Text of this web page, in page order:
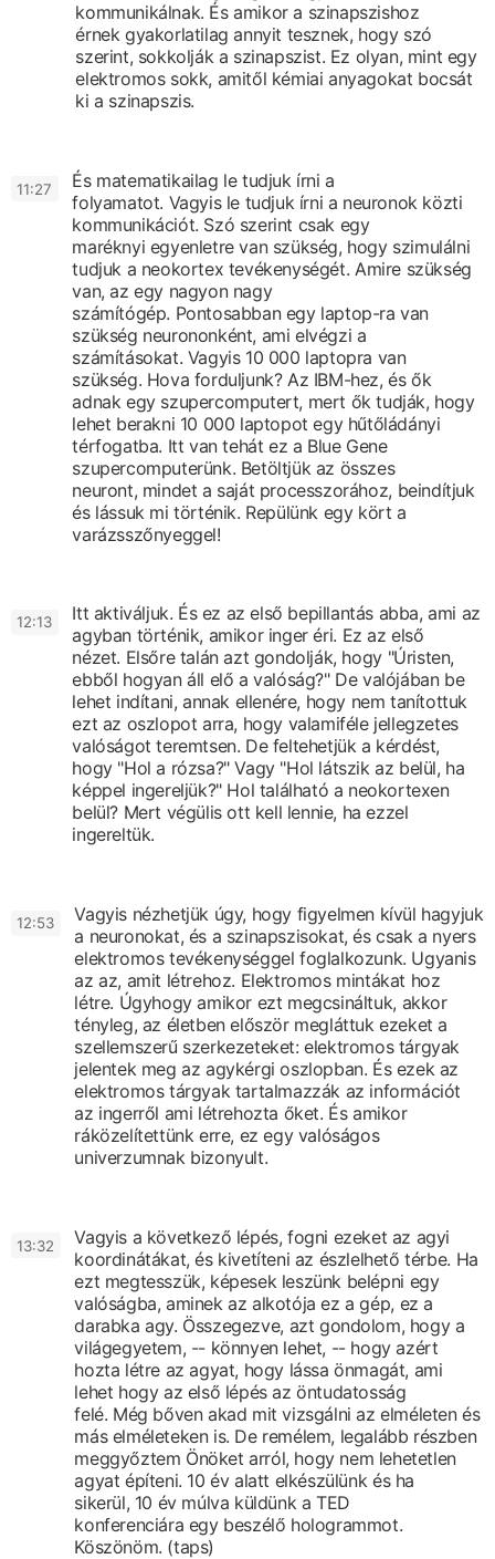
kommunikálnak. És amikor a szinapszishoz
érnek gyakorlatilag annyit tesznek, hogy szó
szerint, sokkolják a szinapszist. Ez olyan, mint egy
elektromos sokk, amitől kémiai anyagokat bocsát
ki a szinapszis.
11:27
És matematikailag le tudjuk írni a
folyamatot. Vagyis le tudjuk írni a neuronok közti
kommunikációt. Szó szerint csak egy
maréknyi egyenletre van szükség, hogy szimulálni
tudjuk a neokortex tevékenységét. Amire szükség
van, az egy nagyon nagy
számítógép. Pontosabban egy laptop-ra van
szükség neurononként, ami elvégzi a
számításokat. Vagyis 10 000 laptopra van
szükség. Hova forduljunk? Az IBM-hez, és ők
adnak egy szupercomputert, mert ők tudják, hogy
lehet berakni 10 000 laptopot egy hűtőládányi
térfogatba. Itt van tehát ez a Blue Gene
szupercomputerünk. Betöltjük az összes
neuront, mindet a saját processzorához, beindítjuk
és lássuk mi történik. Repülünk egy kört a
varázsszőnyeggel!
12:13 Itt aktiváljuk. És ez az első bepillantás abba, ami az
agyban történik, amikor inger éri. Ez az első
nézet. Elsőre talán azt gondolják, hogy "Úristen,
ebből hogyan áll elő a valóság?" De valójában be
lehet indítani, annak ellenére, hogy nem tanítottuk
ezt az oszlopot arra, hogy valamiféle jellegzetes
valóságot teremtsen. De feltehetjük a kérdést,
hogy "Hol a rózsa?" Vagy "Hol látszik az belül, ha
képpel ingereljük?" Hol található a neokortexen
belül? Mert végülis ott kell lennie, ha ezzel
ingereltük.
12:53 Vagyis nézhetjük úgy, hogy figyelmen kívül hagyjuk
a neuronokat, és a szinapszisokat, és csak a nyers
elektromos tevékenységgel foglalkozunk. Ugyanis
az az, amit létrehoz. Elektromos mintákat hoz
létre. Úgyhogy amikor ezt megcsináltuk, akkor
tényleg, az életben először megláttuk ezeket a
szellemszerű szerkezeteket: elektromos tárgyak
jelentek meg az agykérgi oszlopban. És ezek az
elektromos tárgyak tartalmazzák az információt
az ingerről ami létrehozta őket. És amikor
ráközelítettünk erre, ez egy valóságos
univerzumnak bizonyult.
13:32 Vagyis a következő lépés, fogni ezeket az agyi
koordinátákat, és kivetíteni az észlelhető térbe. Ha
ezt megtesszük, képesek leszünk belépni egy
valóságba, aminek az alkotója ez a gép, ez a
darabka agy. Összegezve, azt gondolom, hogy a
világegyetem, -- könnyen lehet, -- hogy azért
hozta létre az agyat, hogy lássa önmagát, ami
lehet hogy az első lépés az öntudatosság
felé. Még bőven akad mit vizsgálni az elméleten és
más elméleteken is. De remélem, legalább részben
meggyőztem Önöket arról, hogy nem lehetetlen
agyat építeni. 10 év alatt elkészülünk és ha
sikerül, 10 év múlva küldünk a TED
konferenciára egy beszélő hologrammot.
Köszönöm. (taps)